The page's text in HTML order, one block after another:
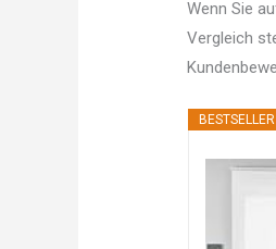
Wenn Sie
Vergleich